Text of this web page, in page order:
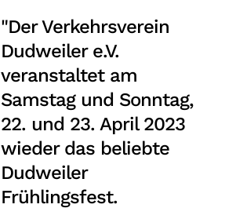
"Der Verkehrsverein
Dudweiler e.V.
veranstaltet am
Samstag und Sonntag,
22. und 23. April 2023
wieder das beliebte
Dudweiler
Frühlingsfest.